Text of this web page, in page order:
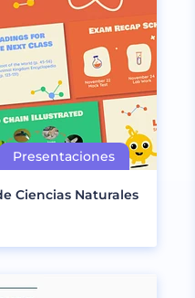
Ciencias Naturales